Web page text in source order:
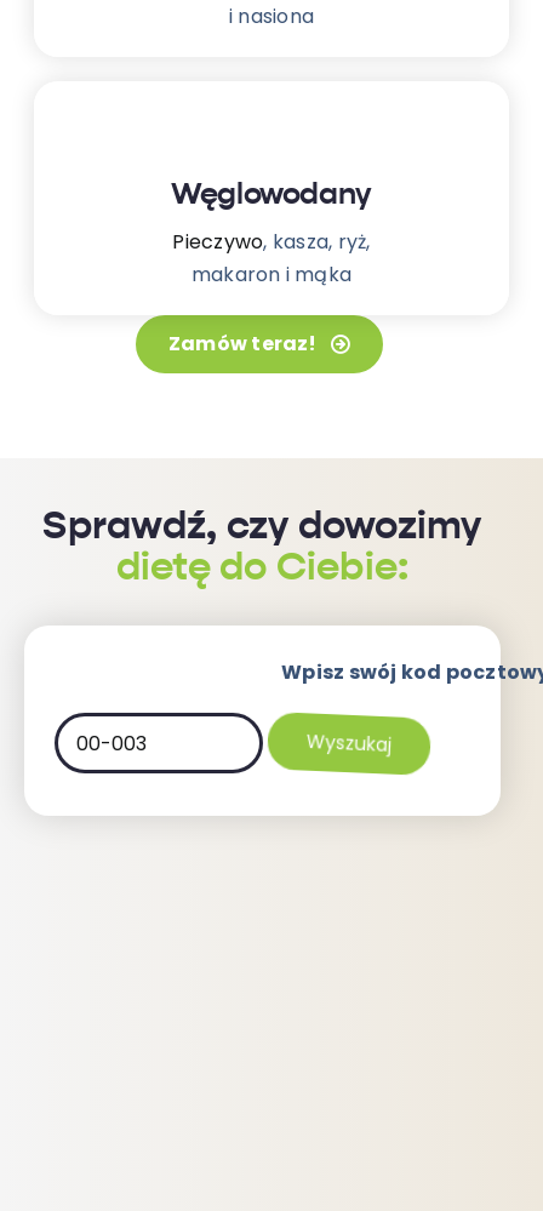
i nasiona
Węglowodany
Pieczywo, kasza, ryż,
makaron i mąka
Zamów teraz!
Sprawdź, czy dowozimy
dietę do Ciebie:
Wpisz swój kod